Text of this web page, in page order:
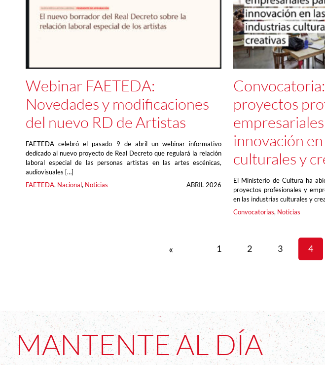
Webinar FAETEDA:
Novedades y modificaciones
del nuevo RD de Artistas
FAETEDA celebró el pasado 9 de abril un webinar informativo
dedicado al nuevo proyecto de Real Decreto que regulará la relación
laboral especial de las personas artistas en las artes escénicas,
audiovisuales […]
FAETEDA, Nacional, Noticias ABRIL 2026
proyectos
innovación
culturales y
El Ministerio de Cultura ha
proyectos profesionales y
en las industrias culturales y
Convocatorias, Noticias
« 1 2 3 4
MANTENTE AL DÍA